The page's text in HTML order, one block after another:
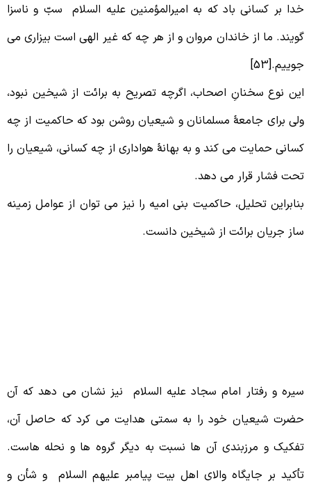
بر کسانی باد که به امیرالمؤمنین علیه السلام سبّ و ناسزا
ما از خاندان مروان و از هر چه که غیر الهی است بیزاری می
نوع سخنانِ اصحاب، اگرچه تصریح به برائت از شیخین نبود،
برای جامعۀ مسلمانان و شیعیان روشن بود که حاکمیت از چه
حمایت می کند و به بهانۀ هواداری از چه کسانی، شیعیان را
فشار قرار می دهد.
تحلیل، حاکمیت بنی امیه را نیز می توان از عوامل زمینه
جریان برائت از شیخین دانست.
و رفتار امام سجاد علیه السلام نیز نشان می دهد که آن
شیعیان خود را به سمتی هدایت می کرد که حاصل آن،
و مرزبندی آن ها نسبت به دیگر گروه ها و نحله هاست.
بر جایگاه والای اهل بیت پیامبر علیهم السلام و شأن و